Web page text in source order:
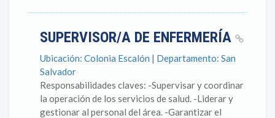
SUPERVISOR/A DE ENFERMERÍA
Ubicación: Colonia Escalón | Departamento: San
Salvador
Responsabilidades claves: -Supervisar y coordinar
la operación de los servicios de salud. -Liderar y
gestionar al personal del área. -Garantizar el